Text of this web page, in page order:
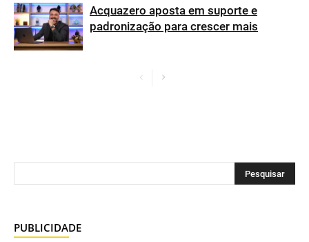
Acquazero aposta em suporte e
padronização para crescer mais
PUBLICIDADE